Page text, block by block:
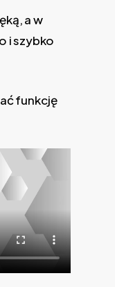
a w
i szybko
funkcję